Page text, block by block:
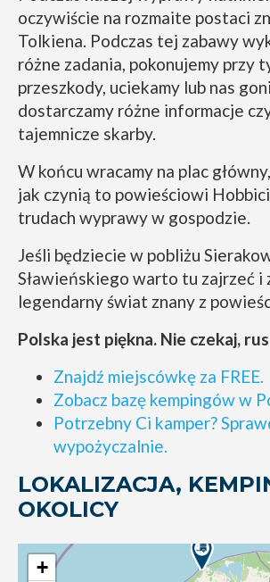
oczywiście na rozmaite postaci
Tolkiena. Podczas tej zabawy
różne zadania, pokonujemy przy
przeszkody, uciekamy lub nas
dostarczamy różne informacje
tajemnicze skarby.
W końcu wracamy na plac
jak czynią to powieściowi
trudach wyprawy w gospodzie.
Jeśli będziecie w pobliżu
Sławieńskiego warto tu zajrzeć i
legendarny świat znany z
Polska jest piękna. Nie czekaj,
Znajdź miejscówkę za FREE.
Zobacz bazę kempingów w
Potrzebny Ci kamper?
wypożyczalnie.
LOKALIZACJA,
OKOLICY
+